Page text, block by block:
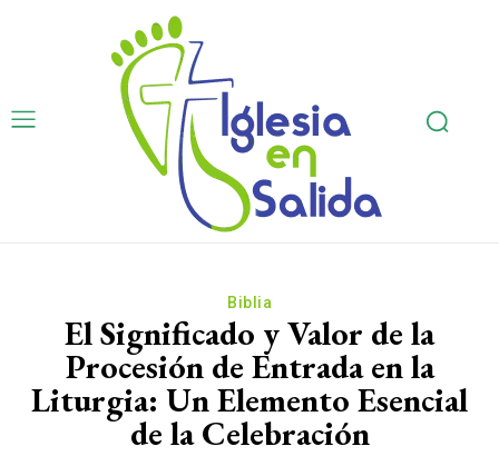
Biblia
El Significado y Valor de la
Procesión de Entrada en la
Liturgia: Un Elemento Esencial
de la Celebración